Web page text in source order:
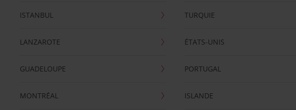
ISTANBUL
LANZAROTE
GUADELOUPE
MONTRÉAL
TURQUIE
ÉTATS-UNIS
PORTUGAL
ISLANDE